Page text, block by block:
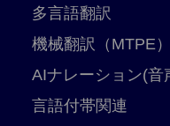
多言語翻訳
機械翻訳（MTPE）
AIナレーション(音
言語付帯関連